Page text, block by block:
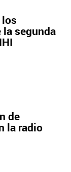
segunda
de
la radio